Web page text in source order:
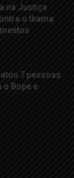
na Justiça
o Ibama
7 pessoas
o Bope e